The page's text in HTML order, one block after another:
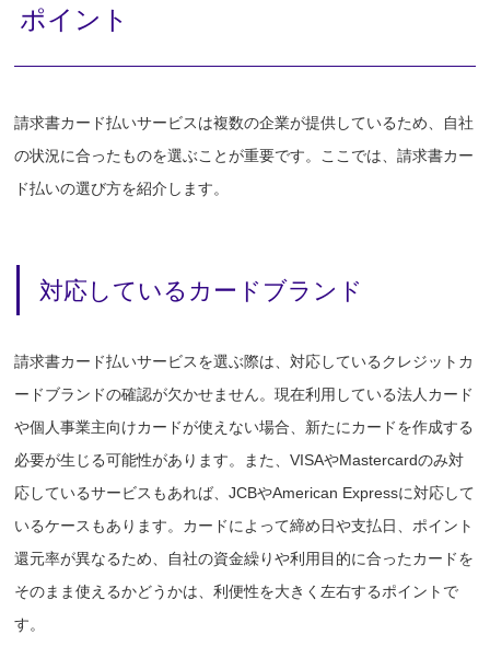
ポイント
請求書カード払いサービスは複数の企業が提供しているため、自社
の状況に合ったものを選ぶことが重要です。ここでは、請求書カー
ド払いの選び方を紹介します。
対応しているカードブランド
請求書カード払いサービスを選ぶ際は、対応しているクレジットカ
ードブランドの確認が欠かせません。現在利用している法人カード
や個人事業主向けカードが使えない場合、新たにカードを作成する
必要が生じる可能性があります。また、VISAやMastercardのみ対
応しているサービスもあれば、JCBやAmerican Expressに対応して
いるケースもあります。カードによって締め日や支払日、ポイント
還元率が異なるため、自社の資金繰りや利用目的に合ったカードを
そのまま使えるかどうかは、利便性を大きく左右するポイントで
す。